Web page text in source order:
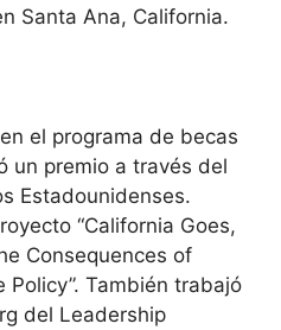
Santa Ana, California.
el programa de becas
un premio a través del
Estadounidenses.
“California Goes,
Consequences of
Policy”. También trabajó
del Leadership